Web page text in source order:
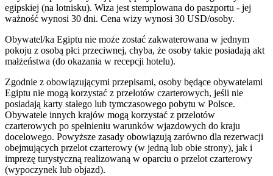
egipskiej (na lotnisku). Wiza jest stemplowana do paszportu - jej
ważność wynosi 30 dni. Cena wizy wynosi 30 USD/osoby.
Obywatel/ka Egiptu nie może zostać zakwaterowana w jednym
pokoju z osobą płci przeciwnej, chyba, że osoby takie posiadają akt
małżeństwa (do okazania w recepcji hotelu).
Zgodnie z obowiązującymi przepisami, osoby będące obywatelami
Egiptu nie mogą korzystać z przelotów czarterowych, jeśli nie
posiadają karty stałego lub tymczasowego pobytu w Polsce.
Obywatele innych krajów mogą korzystać z przelotów
czarterowych po spełnieniu warunków wjazdowych do kraju
docelowego. Powyższe zasady obowiązują zarówno dla rezerwacji
obejmujących przelot czarterowy (w jedną lub obie strony), jak i
imprezę turystyczną realizowaną w oparciu o przelot czarterowy
(wypoczynek lub objazd).